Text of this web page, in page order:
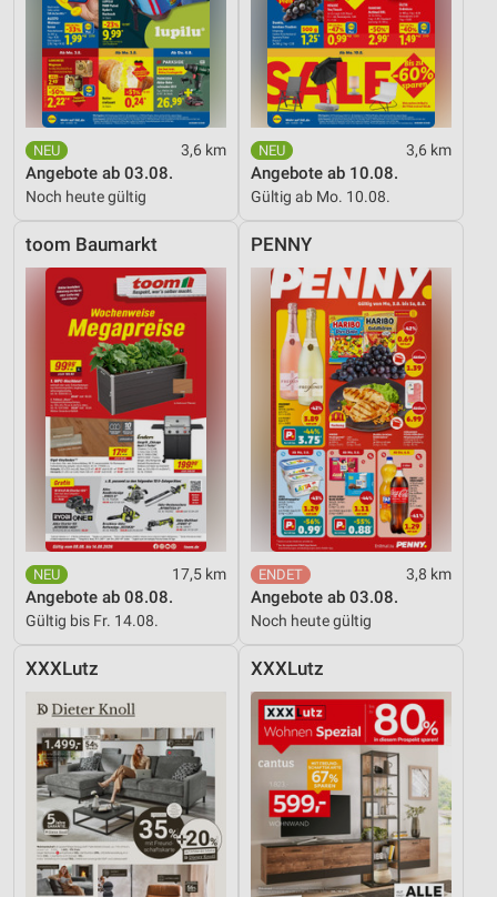
3,6 km
Angebote ab 03.08.
Noch heute gültig
3,6 km
Angebote ab 10.08.
Gültig ab Mo. 10.08.
toom Baumarkt
17,5 km
Angebote ab 08.08.
Gültig bis Fr. 14.08.
PENNY
3,8 km
Angebote ab 03.08.
Noch heute gültig
XXXLutz XXXLutz